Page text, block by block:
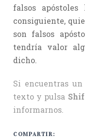
falsos
consiguiente,
son falsos
tendría valor
dicho.
Si encuentras
texto y pulsa
informarnos.
COMPARTIR: